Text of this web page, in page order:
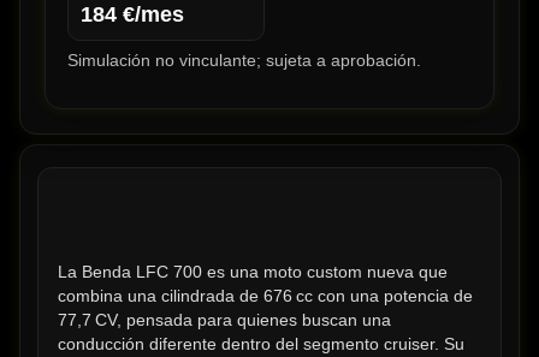
184 €/mes
Simulación no vinculante; sujeta a aprobación.
La Benda LFC 700 es una moto custom nueva que
combina una cilindrada de 676 cc con una potencia de
77,7 CV, pensada para quienes buscan una
conducción diferente dentro del segmento cruiser. Su